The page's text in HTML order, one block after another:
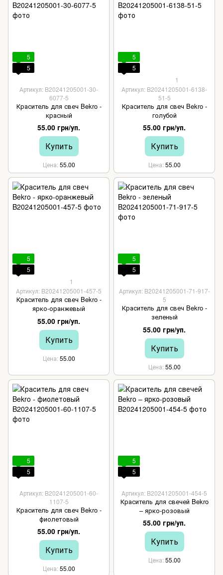
5
5
Артикул: B20241205001-30-
6077-5
Краситель для свеч Bekro -
красный
55.00 грн/уп.
Купить
Цена 55.00
5
5
1
Артикул: B20241205001-6138-
51-5
Краситель для свеч Bekro -
голубой
55.00 грн/уп.
Купить
Цена 55.00
5
5
1
Артикул: B20241205001-457-5
Краситель для свеч Bekro -
ярко-оранжевый
55.00 грн/уп.
Купить
Цена 55.00
5
5
Артикул: B20241205001-71-917-
5
Краситель для свеч Bekro -
зеленый
55.00 грн/уп.
Купить
Цена 55.00
5
5
Артикул: B20241205001-60-
1107-5
Краситель для свеч Bekro -
фиолетовый
55.00 грн/уп.
Купить
Цена 55.00
5
5
Артикул: B20241205001-454-5
Краситель для свечей Bekro
– ярко-розовый
55.00 грн/уп.
Купить
Цена 55.00